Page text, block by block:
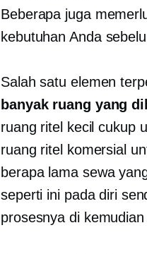
Beberapa juga
kebutuhan Anda
Salah satu elemen
banyak ruang yang
ruang ritel kecil cukup
ruang ritel komersial
berapa lama sewa
seperti ini pada diri
prosesnya di kemudian